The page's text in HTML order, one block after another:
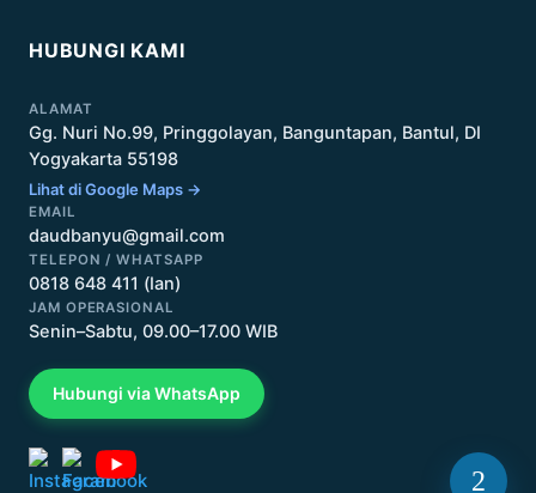
HUBUNGI KAMI
ALAMAT
Gg. Nuri No.99, Pringgolayan, Banguntapan, Bantul, DI
Yogyakarta 55198
Lihat di Google Maps →
EMAIL
daudbanyu@gmail.com
TELEPON / WHATSAPP
0818 648 411 (Ian)
JAM OPERASIONAL
Senin–Sabtu, 09.00–17.00 WIB
Hubungi via WhatsApp